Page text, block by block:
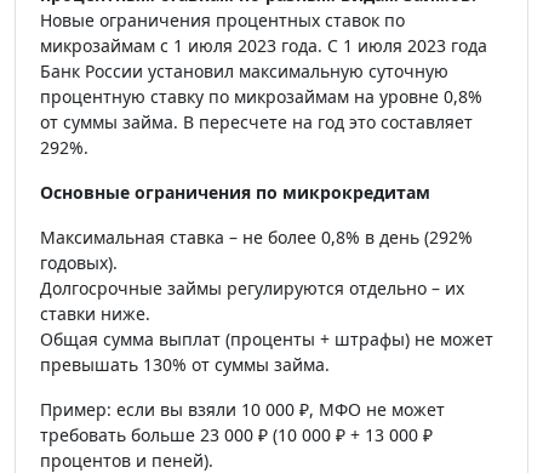
Новые ограничения процентных ставок по
микрозаймам с 1 июля 2023 года. С 1 июля 2023 года
Банк России установил максимальную суточную
процентную ставку по микрозаймам на уровне 0,8%
от суммы займа. В пересчете на год это составляет
292%.
Основные ограничения по микрокредитам
Максимальная ставка – не более 0,8% в день (292%
годовых).
Долгосрочные займы регулируются отдельно – их
ставки ниже.
Общая сумма выплат (проценты + штрафы) не может
превышать 130% от суммы займа.
Пример: если вы взяли 10 000 ₽, МФО не может
требовать больше 23 000 ₽ (10 000 ₽ + 13 000 ₽
процентов и пеней).